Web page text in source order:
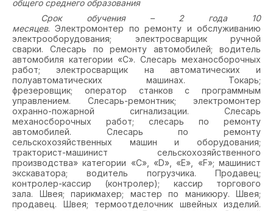
общего среднего образования
Срок обучения – 2 года 10
месяцев. Электромонтер по ремонту и обслуживанию
электрооборудования; электросварщик ручной
сварки. Слесарь по ремонту автомобилей; водитель
автомобиля категории «С». Слесарь механосборочных
работ; электросварщик на автоматических и
полуавтоматических машинах. Токарь;
фрезеровщик; оператор станков с программным
управлением. Слесарь-ремонтник; электромонтер
охранно-пожарной сигнализации. Слесарь
механосборочных работ; слесарь по ремонту
автомобилей. Слесарь по ремонту
сельскохозяйственных машин и оборудования;
тракторист-машинист сельскохозяйственного
производства» категории «С», «D», «Е», «F»; машинист
экскаватора; водитель погрузчика. Продавец;
контролер-кассир (контролер); кассир торгового
зала. Швея; парикмахер; мастер по маникюру. Швея;
продавец. Швея; термоотделочник швейных изделий.